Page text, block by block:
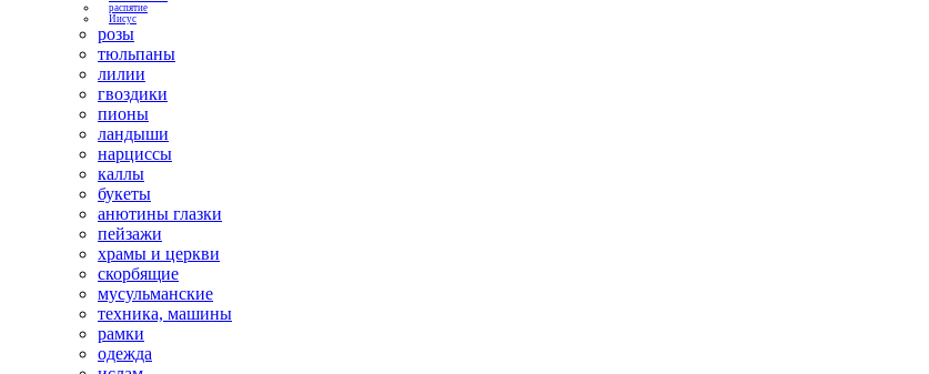
распятие
Иисус
розы
тюльпаны
лилии
гвоздики
пионы
ландыши
нарциссы
каллы
букеты
анютины глазки
пейзажи
храмы и церкви
скорбящие
мусульманские
техника, машины
рамки
одежда